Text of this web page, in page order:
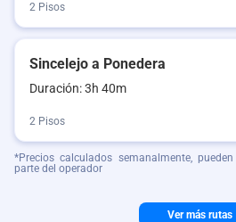
2 Pisos
Sincelejo a Ponedera
Duración: 3h 40m
2 Pisos
*Precios calculados semanalmente,
parte del operador
Ver más rutas